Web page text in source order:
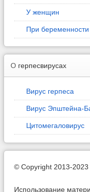
У женщин
При беременности
О герпесвирусах
Вирус герпеса
Вирус Эпштейна-
Цитомегаловирус
© Copyright 2013-2023
Использование